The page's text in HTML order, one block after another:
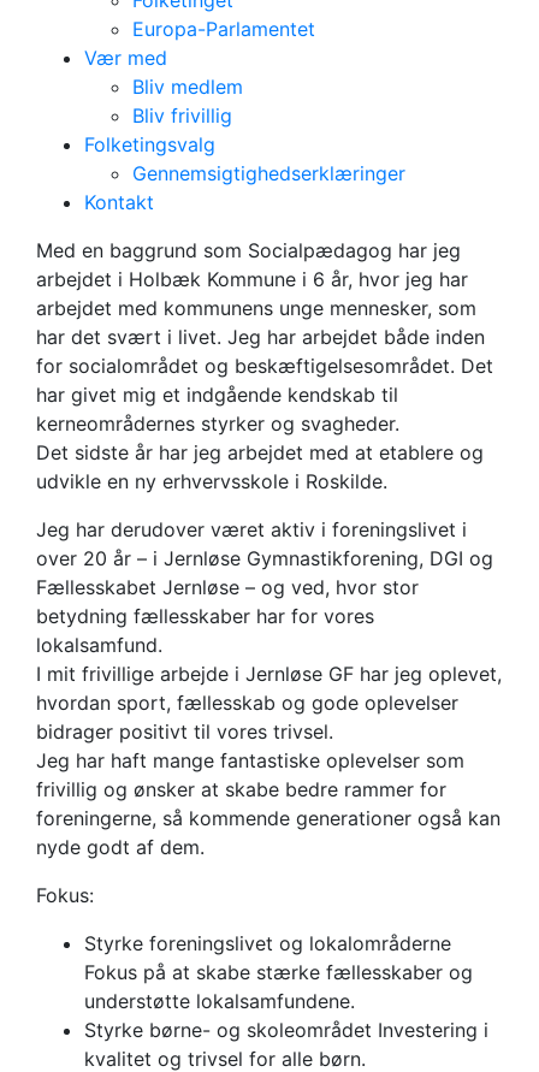
Europa-Parlamentet
Vær med
Bliv medlem
Bliv frivillig
Folketingsvalg
Gennemsigtighedserklæringer
Kontakt
Regstrup
Victor Grauballe
Med en baggrund som Socialpædagog har jeg
arbejdet i Holbæk Kommune i 6 år, hvor jeg har
arbejdet med kommunens unge mennesker, som
har det svært i livet. Jeg har arbejdet både inden
for socialområdet og beskæftigelsesområdet. Det
har givet mig et indgående kendskab til
kerneområdernes styrker og svagheder.
Det sidste år har jeg arbejdet med at etablere og
udvikle en ny erhvervsskole i Roskilde.
Jeg har derudover været aktiv i foreningslivet i
over 20 år – i Jernløse Gymnastikforening, DGI og
Fællesskabet Jernløse – og ved, hvor stor
betydning fællesskaber har for vores
lokalsamfund.
I mit frivillige arbejde i Jernløse GF har jeg oplevet,
hvordan sport, fællesskab og gode oplevelser
bidrager positivt til vores trivsel.
Jeg har haft mange fantastiske oplevelser som
frivillig og ønsker at skabe bedre rammer for
foreningerne, så kommende generationer også kan
nyde godt af dem.
Fokus:
Styrke foreningslivet og lokalområderne
Fokus på at skabe stærke fællesskaber og
understøtte lokalsamfundene.
Styrke børne- og skoleområdet Investering i
kvalitet og trivsel for alle børn.